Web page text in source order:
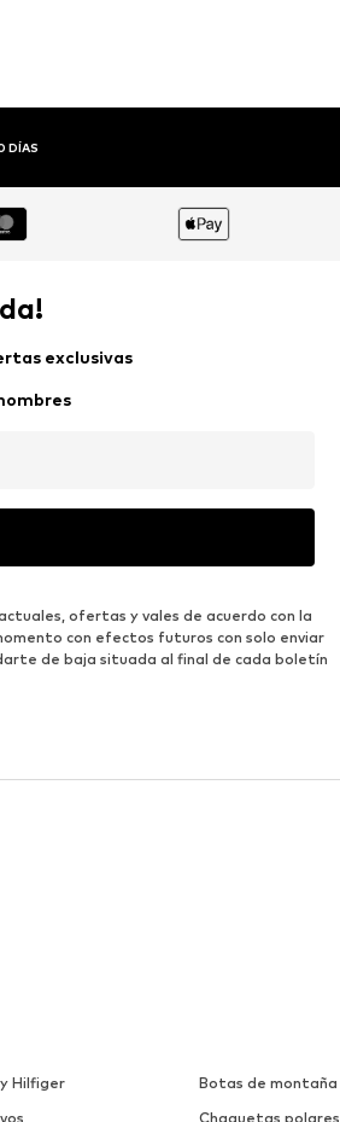
exclusivas
ofertas y vales de acuerdo con la
con efectos futuros con solo enviar
de baja situada al final de cada boletín
Hilfiger
Botas de montaña
Chaquetas polares